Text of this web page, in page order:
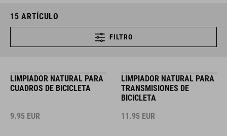
15 ARTÍCULO
FILTRO
LIMPIADOR NATURAL PARA
CUADROS DE BICICLETA
9.95 EUR
LIMPIADOR NATURAL PARA
TRANSMISIONES DE
BICICLETA
11.95 EUR